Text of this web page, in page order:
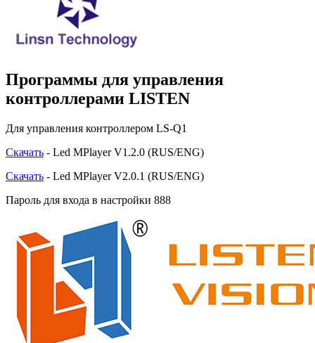
Программы для управления
контроллерами LISTEN
Для управления контроллером LS-Q1
Скачать - Led MPlayer V1.2.0 (RUS/ENG)
Скачать - Led MPlayer V2.0.1 (RUS/ENG)
Пароль для входа в настройки 888